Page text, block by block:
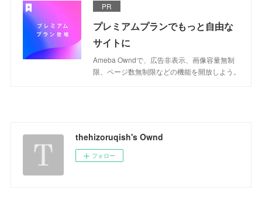
PR
プレミアムプランでもっと自由な
サイトに
Ameba Owndで、広告非表示、画像容量無制
限、ページ数無制限などの機能を開放しよう。
thehizoruqish's Ownd
フォロー